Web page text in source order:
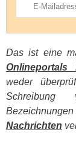
Das ist eine
Onlineportals
weder
Schreibung
Nachrichten